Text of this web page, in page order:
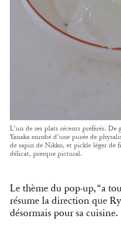
L’un de ses plats récents préférés.
Yanaka enrobé d’une purée de
de sapin de Nikko, et pickle léger de
délicat, presque pictural.
Le thème du pop-up, “a
résume la direction que
désormais pour sa cuisine.